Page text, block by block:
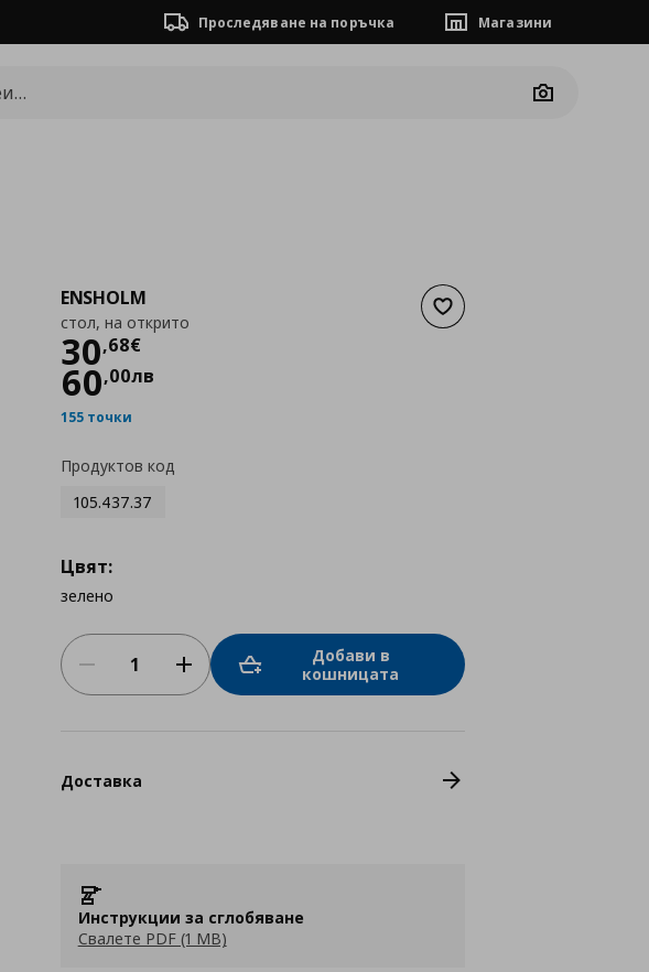
Проследяване на поръчка Магазини
Camera
Добави към списъка с
ENSHOLM
стол, на открито
30,68€
Цена
60,00лв
155 точки
Продуктов код
105.437.37
Цвят:
зелено
Добави в
кошницата
Доставка
Инструкции за сглобяване
Свалете PDF (1 MB)